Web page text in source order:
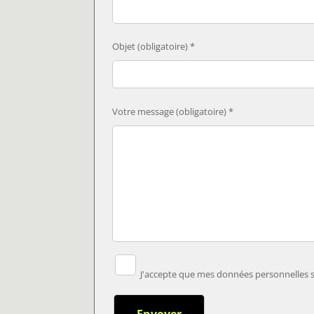
Objet (obligatoire) *
Votre message (obligatoire) *
J'accepte que mes données